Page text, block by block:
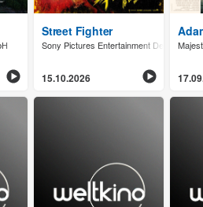
Street Fighter
Sony Pictures Entertainment Deutschland
15.10.2026